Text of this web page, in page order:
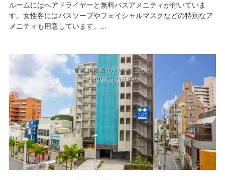
ルームにはヘアドライヤーと無料バスアメニティが付いていま
す。女性客にはバスソープやフェイシャルマスクなどの特別なア
メニティも用意しています。...